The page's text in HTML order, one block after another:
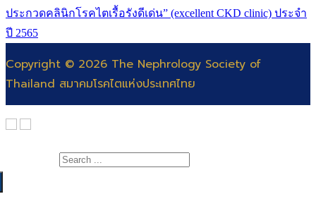
ประกวดคลินิกโรคไตเรื้อรังดีเด่น” (excellent CKD clinic) ประจำ
ปี 2565
Copyright © 2026 The Nephrology Society of
Thailand สมาคมโรคไตแห่งประเทศไทย